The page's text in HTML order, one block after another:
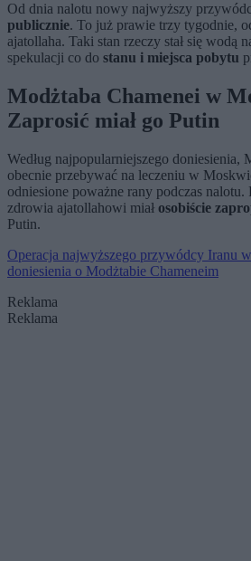
Od dnia nalotu nowy najwyższy
publicznie. To już prawie trzy tygodnie,
ajatollaha. Taki stan rzeczy stał się wodą
spekulacji co do stanu i miejsca pobytu
Modżtaba Chamenei w
Zaprosić miał go Putin
Według najpopularniejszego doniesienia,
obecnie przebywać na leczeniu w
odniesione poważne rany podczas
zdrowia ajatollahowi miał osobiście
Putin.
Operacja najwyższego przywódcy Iranu
doniesienia o Modżtabie Chameneim
Reklama
Reklama